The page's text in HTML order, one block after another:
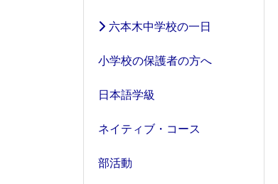
六本木中学校の一日
小学校の保護者の方へ
日本語学級
ネイティブ・コース
部活動